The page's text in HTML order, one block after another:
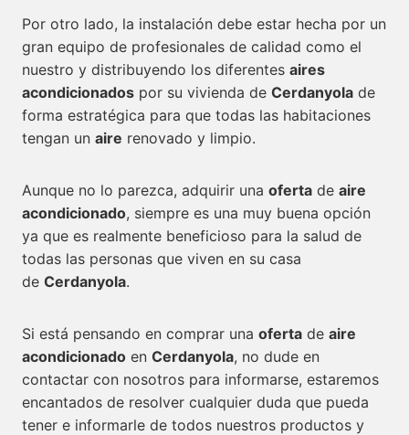
Por otro lado, la instalación debe estar hecha por un
gran equipo de profesionales de calidad como el
nuestro y distribuyendo los diferentes aires
acondicionados por su vivienda de Cerdanyola de
forma estratégica para que todas las habitaciones
tengan un aire renovado y limpio.
Aunque no lo parezca, adquirir una oferta de aire
acondicionado, siempre es una muy buena opción
ya que es realmente beneficioso para la salud de
todas las personas que viven en su casa
de Cerdanyola.
Si está pensando en comprar una oferta de aire
acondicionado en Cerdanyola, no dude en
contactar con nosotros para informarse, estaremos
encantados de resolver cualquier duda que pueda
tener e informarle de todos nuestros productos y